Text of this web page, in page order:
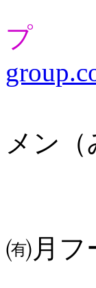
プ
さ
メン
㈲月